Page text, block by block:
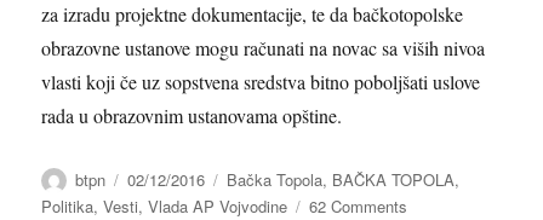
za izradu projektne dokumentacije,te da bačkotopolske
obrazovne ustanove mogu računati na novac sa viših nivoa
vlasti koji če uz sopstvena sredstva bitno poboljšati uslove
rada u obrazovnim ustanovama opštine.
Author
btpn
Posted
on
02/12/2016 Categories
Bačka Topola, BAČKA TOPOLA,
Politika,Vesti,Vlada AP Vojvodine 62 Comments